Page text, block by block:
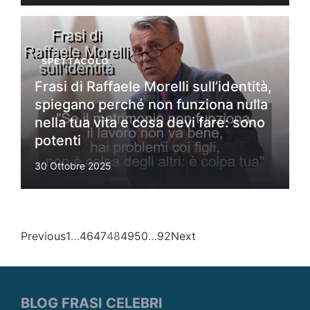
SPETTACOLO
Frasi di Raffaele Morelli sull’identità,
spiegano perché non funziona nulla
nella tua vita e cosa devi fare: sono
potenti
30 Ottobre 2025
Previous1…4647484950…92Next
BLOG FRASI CELEBRI